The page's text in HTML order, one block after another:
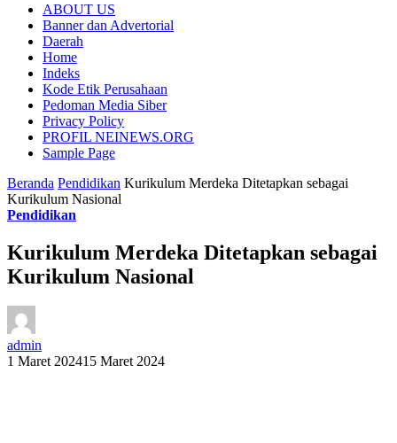
ABOUT US
Banner dan Advertorial
Daerah
Home
Indeks
Kode Etik Perusahaan
Pedoman Media Siber
Privacy Policy
PROFIL NEINEWS.ORG
Sample Page
Beranda Pendidikan Kurikulum Merdeka Ditetapkan sebagai
Kurikulum Nasional
Pendidikan
Kurikulum Merdeka Ditetapkan sebagai
Kurikulum Nasional
admin
1 Maret 202415 Maret 2024